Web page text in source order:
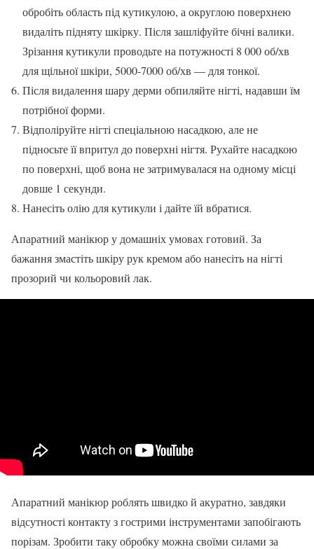
обробіть область під кутикулою, а округлою поверхнею
видаліть підняту шкірку. Після зашліфуйте бічні валики.
Зрізання кутикули проводьте на потужності 8 000 об/хв
для щільної шкіри, 5000-7000 об/хв — для тонкої.
Після видалення шару дерми обпиляйте нігті, надавши їм
потрібної форми.
Відполіруйте нігті спеціальною насадкою, але не
підносьте її впритул до поверхні нігтя. Рухайте насадкою
по поверхні, щоб вона не затримувалася на одному місці
довше 1 секунди.
Нанесіть олію для кутикули і дайте їй вбратися.
Апаратний манікюр у домашніх умовах готовий. За
бажання змастіть шкіру рук кремом або нанесіть на нігті
прозорий чи кольоровий лак.
Апаратний манікюр роблять швидко й акуратно, завдяки
відсутності контакту з гострими інструментами запобігають
порізам. Зробити таку обробку можна своїми силами за